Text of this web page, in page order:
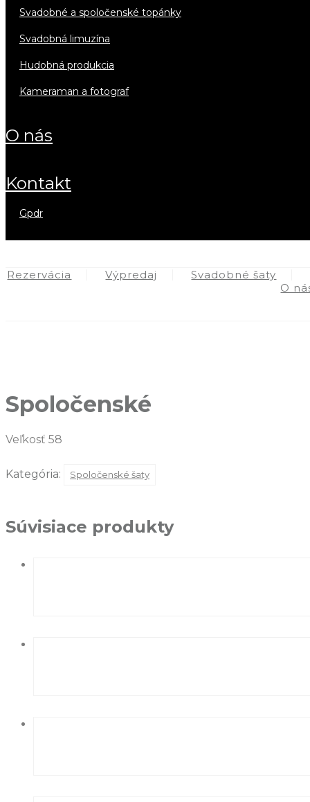
svadobné a spoločenské topánky
svadobná limuzína
hudobná produkcia
kameraman a fotograf
o nás
kontakt
gpdr
Rezervácia Výpredaj
Svadobné šaty
O
Spoločenské
Veľkosť 58
Kategória: Spoločenské šaty
Súvisiace produkty